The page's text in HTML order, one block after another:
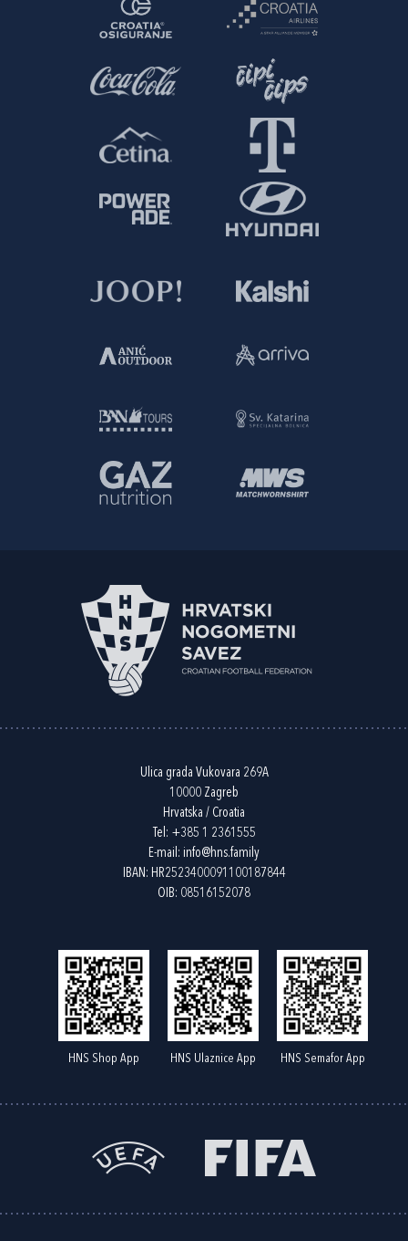
Ulica grada Vukovara 269A
10000 Zagreb
Hrvatska / Croatia
Tel: +385 1 2361555
E-mail: info@hns.family
IBAN: HR2523400091100187844
OIB: 08516152078
HNS Shop App HNS Ulaznice App HNS Semafor App